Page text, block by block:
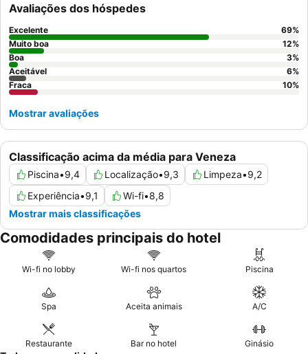
verdadeiramente memorável, considere um quarto com
para a lagoa
hotel.
Classificação acima da média para Veneza
Piscina•9,4 Localização•9,3 Limpeza•9,2
Experiência•9,1 Wi-fi•8,8
Mostrar mais classificações
Avaliações dos hóspedes
Excelente 69%
Muito boa
12%
Boa
3%
Aceitável
6%
Fraca
10%
Mostrar avaliações
Comodidades principais do hotel
Wi-fi no lobby Wi-fi nos quartos Piscina
Spa Aceita animais A/C
Restaurante Bar no hotel Ginásio